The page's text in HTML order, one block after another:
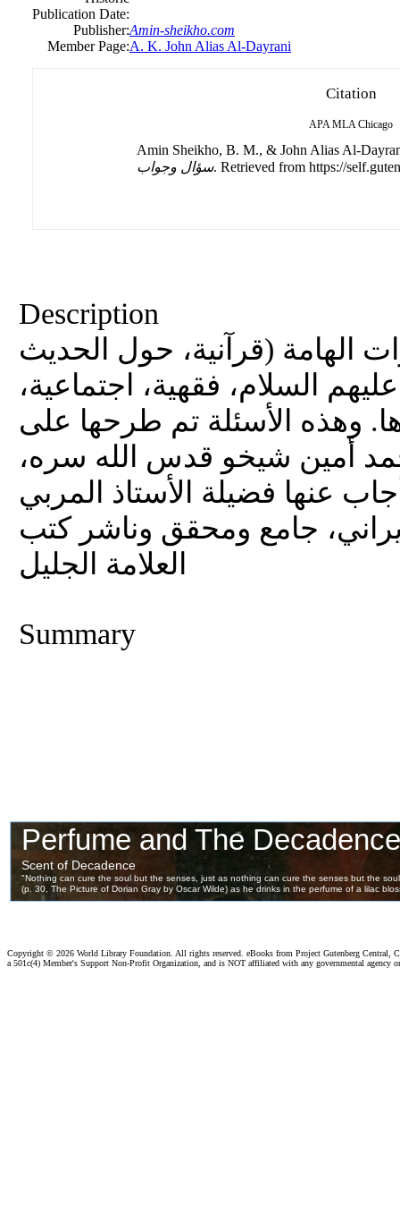
Publication Date:
Publisher:Amin-sheikho.com
Member Page:A. K. John Alias Al-Dayrani
Citation
APA MLA Chicago
Amin Sheikho, B. M., & John Alias Al-
سؤال وجواب. Retrieved from https://
Description
الهامة (قرآنية، حول الحديث
السلام، فقهية، اجتماعية،
وهذه الأسئلة تم طرحها على
أمين شيخو قدس الله سره،
عنها فضيلة الأستاذ المربي
جامع ومحقق وناشر كتب
العلامة الجليل
Summary
Copyright © 2026 World Library Foundation. All rights reserved. eBooks from Project Gutenberg Central,
a 501c(4) Member's Support Non-Profit Organization, and is NOT affiliated with any governmental agency